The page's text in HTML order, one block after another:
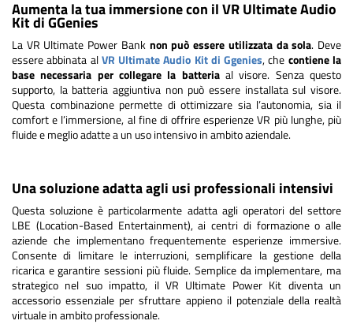
Aumenta la tua immersione con il VR Ultimate Audio
Kit di GGenies
La VR Ultimate Power Bank non può essere utilizzata da sola. Deve
essere abbinata alVR Ultimate Audio Kit di Ggenies, che contiene la
base necessaria per collegare la batteriaal visore. Senza questo
supporto, la batteria aggiuntiva non può essere installata sul visore.
Questa combinazione permette di ottimizzare sia l’autonomia, sia il
comfort e l’immersione, al fine di offrire esperienze VR più lunghe, più
fluide e meglio adatte a un uso intensivo in ambito aziendale.
Una soluzione adatta agli usi professionali intensivi
Questa soluzione è particolarmente adatta agli operatori del settore
LBE (Location-Based Entertainment), ai centri di formazione o alle
aziende che implementano frequentemente esperienze immersive.
Consente di limitare le interruzioni, semplificare la gestione della
ricarica e garantire sessioni più fluide. Semplice da implementare, ma
strategico nel suo impatto, il VR Ultimate Power Kit diventa un
accessorio essenziale per sfruttare appieno il potenziale della realtà
virtuale in ambito professionale.